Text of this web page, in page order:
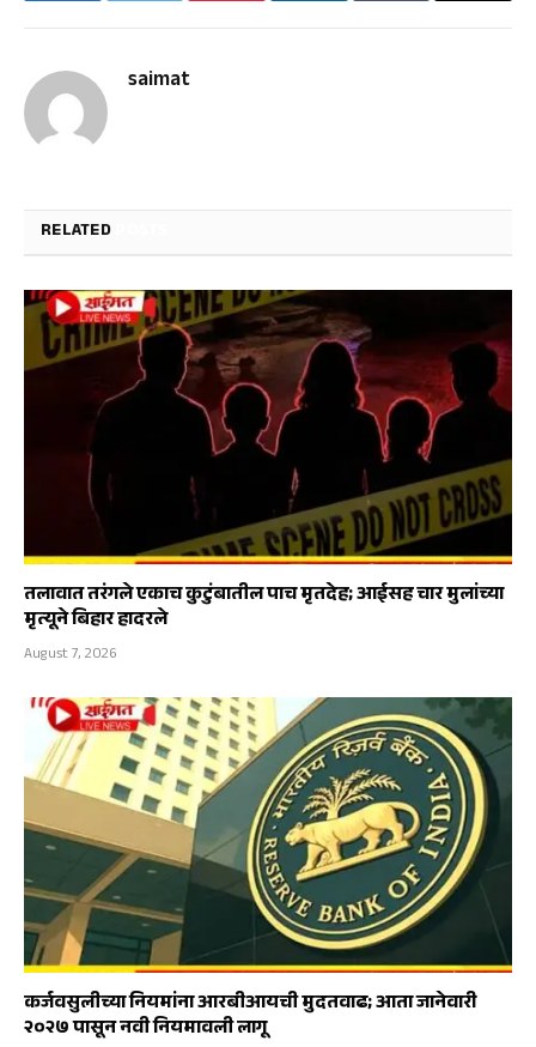
saimat
RELATED
तलावात तरंगले एकाच कुटुंबातील पाच मृतदेह; आईसह चार मुलांच्या
मृत्यूने बिहार हादरले
August 7, 2026
कर्जवसुलीच्या नियमांना आरबीआयची मुदतवाढ; आता जानेवारी
२०२७ पासून नवी नियमावली लागू